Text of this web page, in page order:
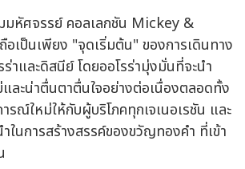
มหัศจรรย์ คอลเลกชัน Mickey &
เป็นเพียง "จุดเริ่มต้น" ของการเดินทาง
ร่าและดิสนีย์ โดยออโรร่ามุ่งมั่นที่จะนำ
ละน่าตื่นตาตื่นใจอย่างต่อเนื่องตลอดทั้ง
รณ์ใหม่ให้กับผู้บริโภคทุกเจเนอเรชัน และ
ในการสร้างสรรค์ของขวัญทองคำ ที่เข้า